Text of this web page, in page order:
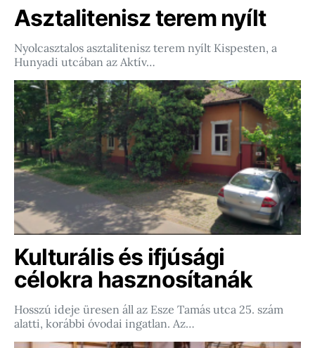
Asztalitenisz terem nyílt
Nyolcasztalos asztalitenisz terem nyílt Kispesten, a
Hunyadi utcában az Aktív…
Kulturális és ifjúsági
célokra hasznosítanák
Hosszú ideje üresen áll az Esze Tamás utca 25. szám
alatti, korábbi óvodai ingatlan. Az…